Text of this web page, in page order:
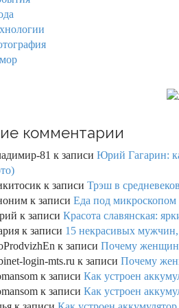
комментарии
81 к записи Юрий Гагарин:
к записи Трэш в
к записи Еда под микроскопом
к записи Красота славянская:
к записи 15 некрасивых
к записи Почему
login-mts.ru к записи Почему
к записи Как устроен
к записи Как устроен